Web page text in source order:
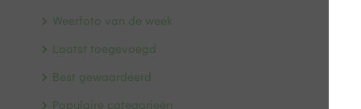
Weerfoto van de week
Laatst toegevoegd
Best gewaardeerd
Populaire categorieën